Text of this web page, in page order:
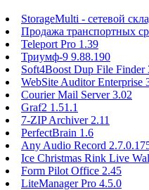
StorageMulti - сетевой
Продажа транспортных
Teleport Pro 1.39
Триумф-9 9.88.190
Soft4Boost Dup File Finder
WebSite Auditor Enterprise
Courier Mail Server 3.02
Graf2 1.51.1
7-ZIP Archiver 2.11
PerfectBrain 1.6
Any Audio Record
Ice Christmas Rink Live
Form Pilot Office 2.45
LiteManager Pro 4.5.0